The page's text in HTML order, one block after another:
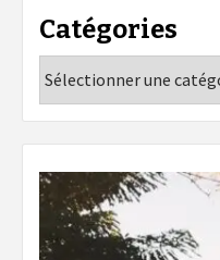
Catégories